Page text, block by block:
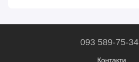
093 589-75-34
Контакти